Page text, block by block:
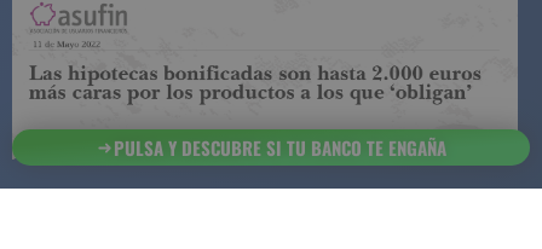
COMPARADOR DE SEGUROS DE VIDASUJETO A LA
REGULACIÓN DE LA DIRECCIÓN GENERAL DE
SEGUROS
ESTA ES LAINFORMACIÓNSOBRE
91 218 93 299 Contacto
PULSA Y DESCUBRE SI TU BANCO TE ENGAÑA